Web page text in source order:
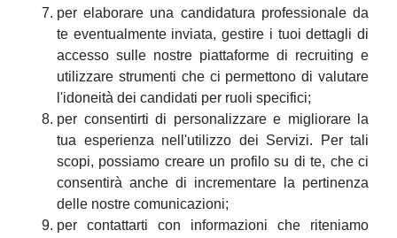
per elaborare una candidatura professionale da
te eventualmente inviata, gestire i tuoi dettagli di
accesso sulle nostre piattaforme di recruiting e
utilizzare strumenti che ci permettono di valutare
l'idoneità dei candidati per ruoli specifici;
per consentirti di personalizzare e migliorare la
tua esperienza nell'utilizzo dei Servizi. Per tali
scopi, possiamo creare un profilo su di te, che ci
consentirà anche di incrementare la pertinenza
delle nostre comunicazioni;
per contattarti con informazioni che riteniamo